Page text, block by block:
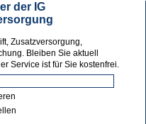
der IG
Zusatzversorgung,
Bleiben Sie aktuell
Service ist für Sie kostenfrei.